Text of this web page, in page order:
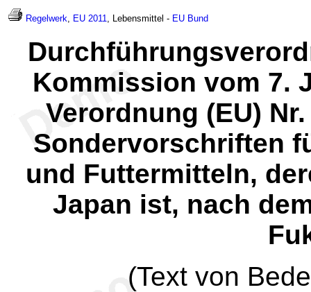
Regelwerk, EU 2011, Lebensmittel - EU Bund
Kommission vom 7.
Verordnung (EU)
Sondervorschriften
und Futtermitteln,
Japan ist, nach
(Text von